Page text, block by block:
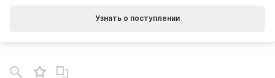
Узнать о поступлении